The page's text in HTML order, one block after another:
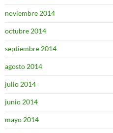
noviembre 2014
octubre 2014
septiembre 2014
agosto 2014
julio 2014
junio 2014
mayo 2014